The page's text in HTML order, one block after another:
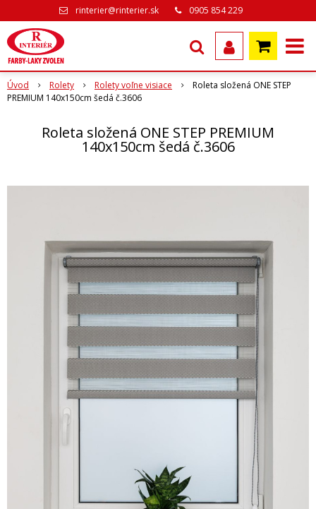
rinterier@rinterier.sk 0905 854 229
Úvod Rolety Rolety voľne visiace
Roleta složená ONE STEP
PREMIUM 140x150cm šedá č.3606
Roleta složená ONE STEP PREMIUM
140x150cm šedá č.3606